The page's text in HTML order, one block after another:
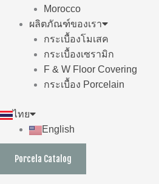
Morocco
ผลิตภัณฑ์ของเรา
กระเบื้องโมเสค
กระเบื้องเซรามิก
F & W Floor Covering
กระเบื้อง Porcelain
ไทย
English
Porcela Catalog